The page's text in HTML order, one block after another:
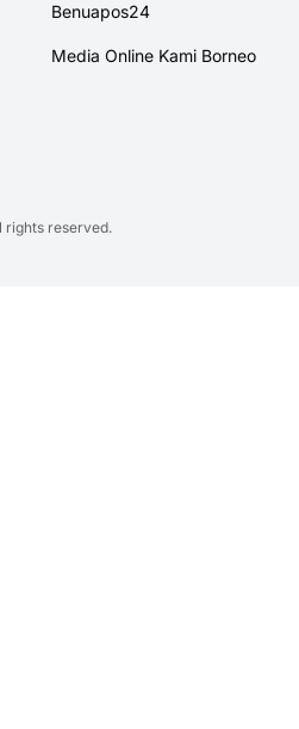
Benuapos24
Media Online Kami Borneo
rights reserved.